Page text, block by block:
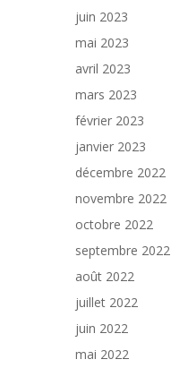
juin 2023
mai 2023
avril 2023
mars 2023
février 2023
janvier 2023
décembre 2022
novembre 2022
octobre 2022
septembre 2022
août 2022
juillet 2022
juin 2022
mai 2022